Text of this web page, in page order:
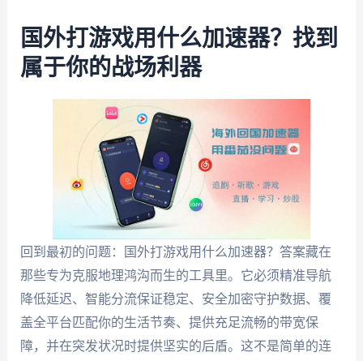
国外打游戏用什么加速器？找到
属于你的战场利器
回到最初的问题：国外打游戏用什么加速器？答案藏在
那些专为克服地理鸿沟而生的工具里。它必须精准导航
降低延迟、智能分流保证稳定、安全加密守护数据、覆
盖全平台匹配你的生活节奏、提供充足流畅的带宽保
障，并在突发状况时提供坚实的后盾。这不是简单的连